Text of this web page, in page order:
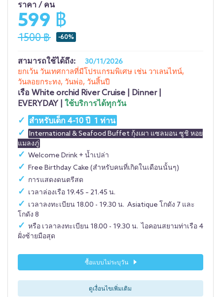
ราคา / คน
599 ฿
1500 ฿ -60%
สามารถใช้ได้ถึง: 30/11/2026
ยกเว้น วันเทศกาลที่มีโปรแกรมพิเศษ เช่น วาเลนไทน์,
วันลอยกระทง, วันพ่อ, วันสิ้นปี
เรือ White orchid River Cruise | Dinner |
EVERYDAY | ใช้บริการได้ทุกวัน
สำหรับเด็ก 4-10 ปี 1 ท่าน
International & Seafood Buffet กุ้งเผา แซลมอน ซูชิ หอย
แมลงภู่
Welcome Drink + น้ำเปล่า
Free Birthday Cake (สำหรับคนที่เกิดในเดือนนั้นๆ)
การแสดงดนตรีสด
เวลาล่องเรือ 19.45 – 21.45 น.
เวลาลงทะเบียน 18.00 - 19.30 น. Asiatique โกดัง 7 และ
โกดัง 8
หรือ เวลาลงทะเบียน 18.00 - 19.30 น. ไอคอนสยามท่าเรือ 4
ฝั่งซ้ายมือสุด
ซื้อแบบไม่ระบุวัน
ดูเงื่อนไขเพิ่มเติม